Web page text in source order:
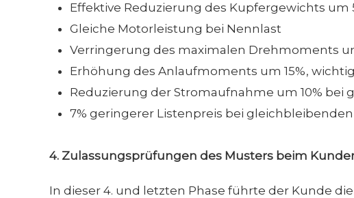
Effektive Reduzierung des Kupfergewichts um
Gleiche Motorleistung bei Nennlast
Verringerung des maximalen Drehmoments
Erhöhung des Anlaufmoments um 15%,
Reduzierung der Stromaufnahme um 10% bei
7% geringerer Listenpreis bei
4. Zulassungsprüfungen des Musters beim
In dieser 4. und letzten Phase führte der Kunde